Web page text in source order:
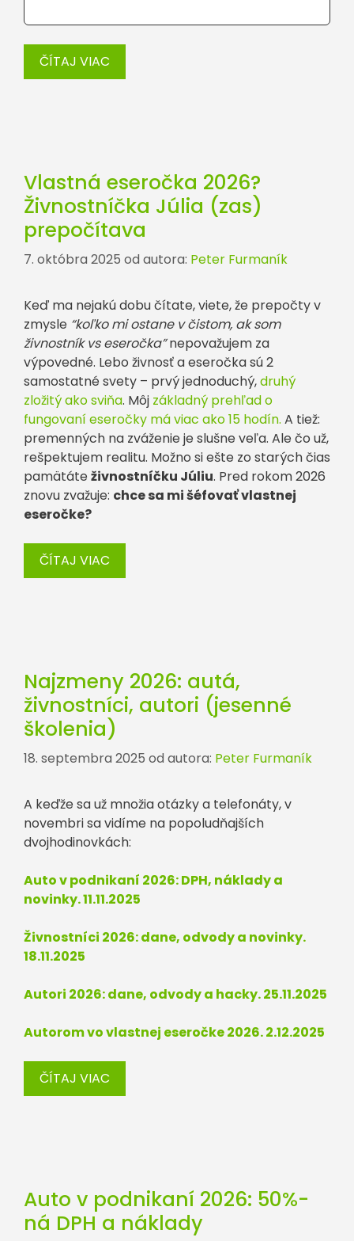
ČÍTAJ VIAC
Vlastná eseročka 2026?
Živnostníčka Júlia (zas)
prepočítava
7. októbra 2025 od autora: Peter Furmaník
Keď ma nejakú dobu čítate, viete, že prepočty v
zmysle “koľko mi ostane v čistom, ak som
živnostník vs eseročka”nepovažujem za
výpovedné. Lebo živnosť a eseročka sú 2
samostatné svety – prvý jednoduchý,druhý
zložitý ako sviňa. Môj základný prehľad o
fungovaní eseročky má viac ako 15 hodín. A tiež:
premenných na zváženie je slušne veľa. Ale čo už,
rešpektujem realitu. Možno si ešte zo starých čias
pamätáte živnostníčku Júliu. Pred rokom 2026
znovu zvažuje: chce sa mi šéfovať vlastnej
eseročke?
ČÍTAJ VIAC
Najzmeny 2026: autá,
živnostníci, autori (jesenné
školenia)
18. septembra 2025 od autora: Peter Furmaník
A keďže sa už množia otázky a telefonáty, v
novembri sa vidíme na popoludňajších
dvojhodinovkách:
Auto v podnikaní 2026: DPH, náklady a
novinky. 11.11.2025
Živnostníci 2026: dane, odvody a novinky.
18.11.2025
Autori 2026: dane, odvody a hacky. 25.11.2025
Autorom vo vlastnej eseročke 2026. 2.12.2025
ČÍTAJ VIAC
Auto v podnikaní 2026: 50%-
ná DPH a náklady